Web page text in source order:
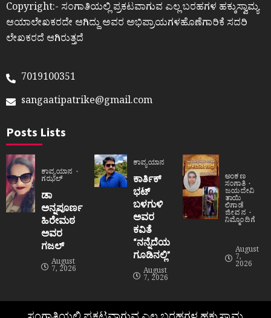
Copyright:- ಸಂಗಾತಿಯಲ್ಲಿ ಪ್ರಕಟವಾಗುವ ಎಲ್ಲ ಬರಹಗಳ ಹಕ್ಕುಸ್ವಾಮ್ಯ
ಆಯಾಲೇಖಕರದೇ ಆಗಿದ್ದು ಅವರ ಅಭಿಪ್ರಾಯಗಳಹೊಣೆಗಾರಿಕೆ ಸದರಿ
ಲೇಖಕರದೆ ಆಗಿರುತ್ತದೆ
7019100351
sangaatipatrike@gmail.com
Posts Lists
ಕಾವ್ಯಯಾನ
ಗಝಲ್
ಡಾ
ಅನ್ನಪೂರ್ಣ
ಹಿರೇಮಠ
ಅವರ
ಗಜಲ್
August
7, 2026
ಕಾವ್ಯಯಾನ
ಕಾರ್ತಿಕ್
ಭಟ್
ಬಳಗುಳಿ
ಅವರ
ಕವಿತೆ
“ನನ್ನೆದೆಯ
ಗೂಡಿನಲ್ಲಿ”
August
7, 2026
ಅಂಕಣ
ಸಂಗಾತಿ
ಜಯದೇವಿ
ತಾಯಿ
ಲಿಗಾಡೆ
ಜೀವನ
ನಿಮ್ಮೊಂದಿಗೆ
August
7,
2026